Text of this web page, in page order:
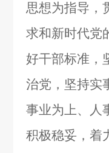
思想为指导，
求和新时代党
好干部标准，
治党，坚持实
事业为上、人
积极稳妥，着